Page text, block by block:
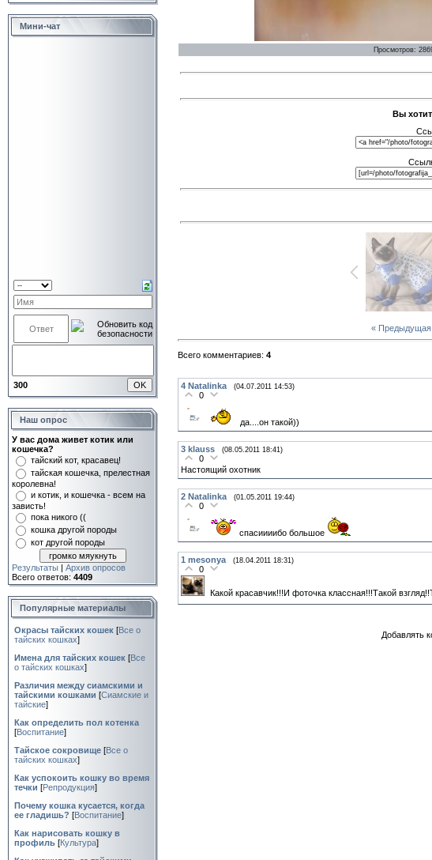
Мини-чат
300
Наш опрос
У вас дома живет котик или
кошечка?
тайский кот, красавец!
тайская кошечка, прелестная
королевна!
и котик, и кошечка - всем на
зависть!
пока никого ((
кошка другой породы
кот другой породы
Результаты | Архив опросов
Всего ответов: 4409
Популярные материалы
Окрасы тайских кошек [Все о
тайских кошках]
Имена для тайских кошек [Все
о тайских кошках]
Различия между сиамскими и
тайскими кошками [Сиамские и
тайские]
Как определить пол котенка
[Воспитание]
Тайское сокровище [Все о
тайских кошках]
Как успокоить кошку во время
течки [Репродукция]
Почему кошка кусается, когда
ее гладишь? [Воспитание]
Как нарисовать кошку в
профиль [Культура]
Просмотров:
Вы
« Предыдущая
Всего комментариев: 4
4 Natalinka (04.07.2011 14:53)
0
да....он такой))
3 klauss (08.05.2011 18:41)
0
Настоящий охотник
2 Natalinka (01.05.2011 19:44)
0
спасиииибо большое
1 mesonya (18.04.2011 18:31)
0
Какой красавчик!!!И фоточка классная!!!Такой
Добавлять